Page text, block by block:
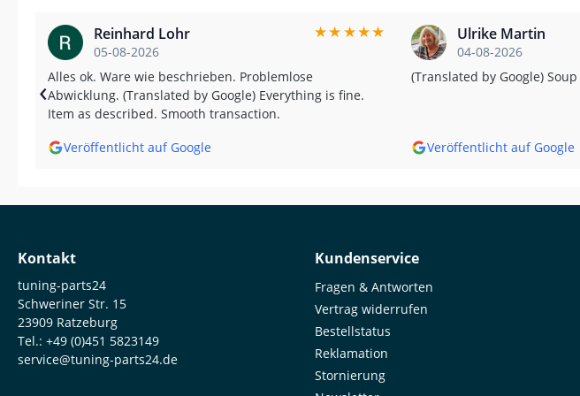
Reinhard Lohr
05-08-2026
★★★★★
Alles ok. Ware wie beschrieben. Problemlose
Abwicklung. (Translated by Google) Everything is fine.
Item as described. Smooth transaction.
Veröffentlicht auf Google
Ulrike Martin
04-08-2026
Veröffentlicht auf Google
‹
Kontakt
tuning-parts24
Schweriner Str. 15
23909 Ratzeburg
Tel.: +49 (0)451 5823149
service@tuning-parts24.de
Kundenservice
Fragen & Antworten
Vertrag widerrufen
Bestellstatus
Reklamation
Stornierung